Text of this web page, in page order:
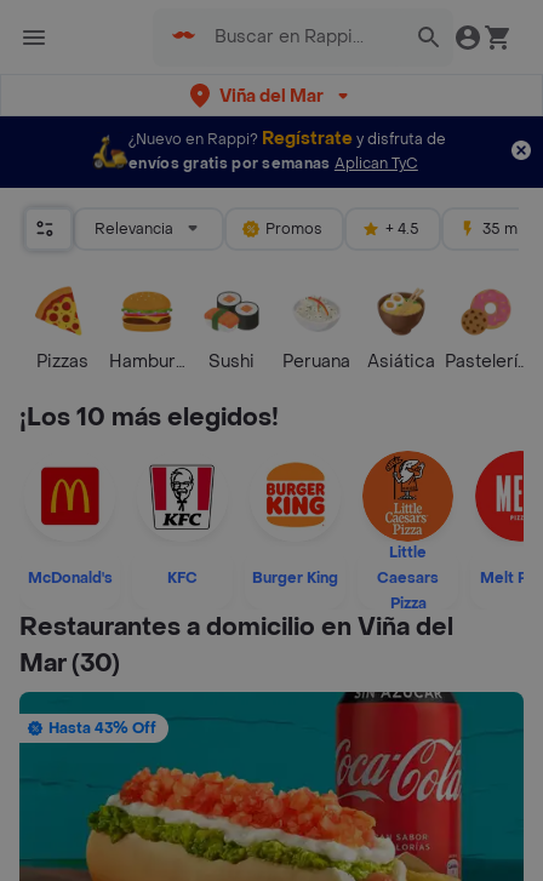
Viña del Mar
¿Nuevo en Rappi? Regístratey disfruta de
envíos gratis por semanas Aplican TyC
Relevancia Promos + 4.5 35 mins
Pizzas HamburguesaSushi Peruana Asiática Pastelería
¡Los 10 más elegidos!
McDonald's KFC Burger King
Little
Caesars
Pizza
Melt
Restaurantes a domicilio en Viña del
Mar(30)
Hasta 43% Off